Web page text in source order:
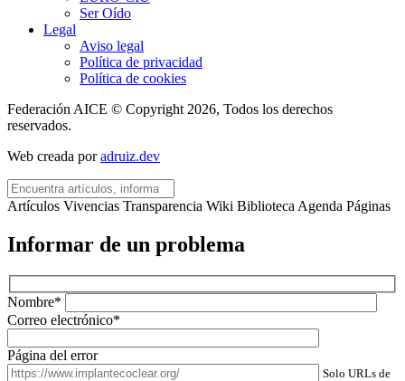
Ser Oído
Legal
Aviso legal
Política de privacidad
Política de cookies
Federación AICE © Copyright 2026, Todos los derechos
reservados.
Web creada poradruiz.dev
Artículos Vivencias Transparencia Wiki BibliotecaAgenda Páginas
Informar de un problema
Nombre*
Correo electrónico*
Página del error
Solo URLs de